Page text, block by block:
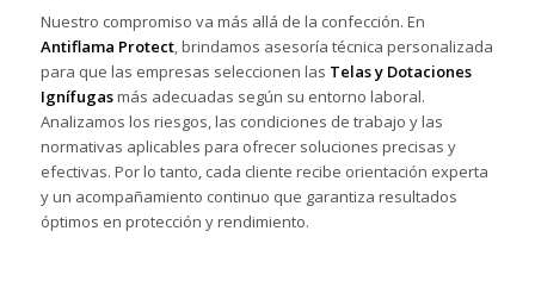
Nuestro compromiso va más allá de la confección. En
Antiflama Protect, brindamos asesoría técnica personalizada
para que las empresas seleccionen las Telas y Dotaciones
Ignífugasmás adecuadas según su entorno laboral.
Analizamos los riesgos, las condiciones de trabajo y las
normativas aplicables para ofrecer soluciones precisas y
efectivas. Por lo tanto, cada cliente recibe orientación experta
y un acompañamiento continuo que garantiza resultados
óptimos en protección y rendimiento.